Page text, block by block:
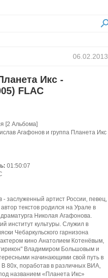
06.02.2013
Икс -
FLAC
[2 Альбома]
Агафонов и группа Планета Икс
01:50:07
- заслуженный артист России, певец,
текстов родился на Урале в
Николая Агафонова.
институт культуры. Служил в
Чебаркульского гарнизона
кино Анатолием Котенёвым,
Владимиром Большовым и
начинающими свой путь в
В 80х, поработав в различных ВИА,
названием «Планета Икс»